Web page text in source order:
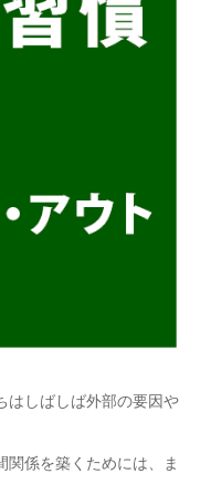
はしばしば外部の要因や
関係を築くためには、ま